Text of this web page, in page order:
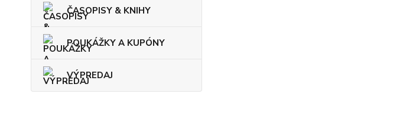
ČASOPISY & KNIHY
POUKÁŽKY A KUPÓNY
VÝPREDAJ